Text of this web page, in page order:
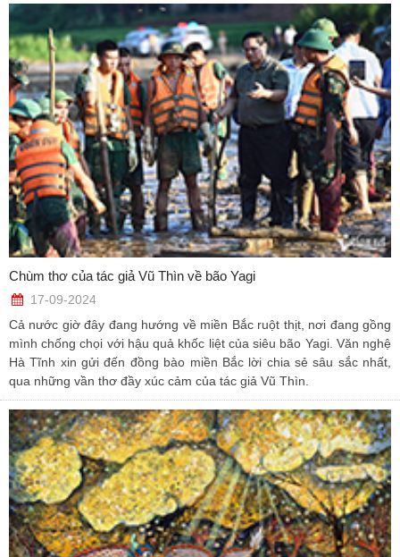
Chùm thơ của tác giả Vũ Thìn về bão Yagi
17-09-2024
Cả nước giờ đây đang hướng về miền Bắc ruột thịt, nơi đang gồng
mình chống chọi với hậu quả khốc liệt của siêu bão Yagi. Văn nghệ
Hà Tĩnh xin gửi đến đồng bào miền Bắc lời chia sẻ sâu sắc nhất,
qua những vần thơ đầy xúc cảm của tác giả Vũ Thìn.